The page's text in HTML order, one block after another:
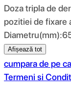
Doza tripla de
pozitiei de fixare
Afișează tot
cumpara de pe
Termeni si